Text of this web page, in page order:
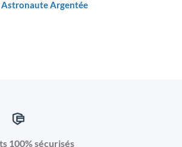
Argentée
100% sécurisés